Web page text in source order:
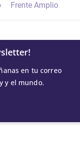
Frente Amplio
en tu correo
y el mundo.